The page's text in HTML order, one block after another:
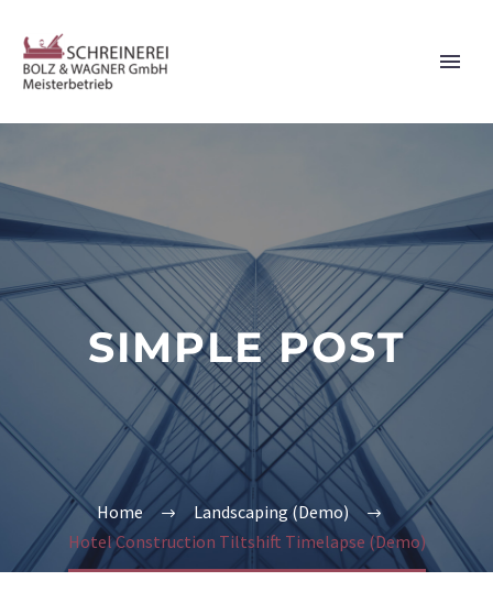
SIMPLE POST
Home
Landscaping (Demo)
Hotel Construction Tiltshift Timelapse (Demo)